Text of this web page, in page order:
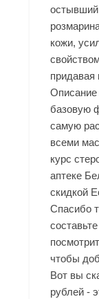
кожи,
придавая
базовую
самую
всеми
курс
аптеке
скидкой
Спасибо
чтобы
Вот вы
рублей -